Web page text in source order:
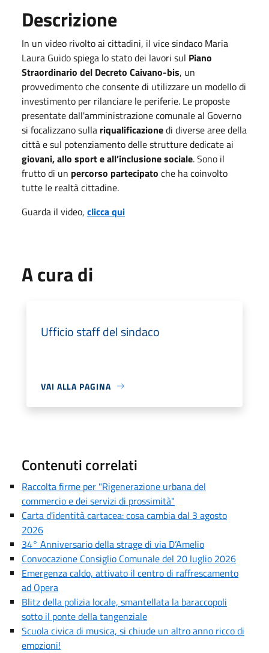
Descrizione
In un video rivolto ai cittadini, il vice sindaco Maria
Laura Guido spiega lo stato dei lavori sul Piano
Straordinario del Decreto Caivano-bis, un
provvedimento che consente di utilizzare un modello di
investimento per rilanciare le periferie. Le proposte
presentate dall'amministrazione comunale al Governo
si focalizzano sulla riqualificazionedi diverse aree della
città e sul potenziamento delle strutture dedicate ai
giovani, allo sport e all’inclusione sociale. Sono il
frutto di un percorso partecipato che ha coinvolto
tutte le realtà cittadine.
Guarda il video, clicca qui
A cura di
Ufficio staff del sindaco
VAI ALLA PAGINA
Contenuti correlati
Raccolta firme per "Rigenerazione urbana del
commercio e dei servizi di prossimità"
Carta d'identità cartacea: cosa cambia dal 3 agosto
2026
34° Anniversario della strage di via D’Amelio
Convocazione Consiglio Comunale del 20 luglio 2026
Emergenza caldo, attivato il centro di raffrescamento
ad Opera
Blitz della polizia locale, smantellata la baraccopoli
sotto il ponte della tangenziale
Scuola civica di musica, si chiude un altro anno ricco di
emozioni!